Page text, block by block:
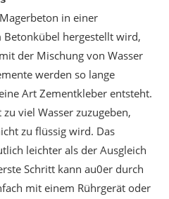
in einer
hergestellt wird,
der Mischung von Wasser
werden so lange
Art Zementkleber entsteht.
viel Wasser zuzugeben,
zu flüssig wird. Das
leichter als der Ausgleich
Schritt kann au0er durch
mit einem Rührgerät oder